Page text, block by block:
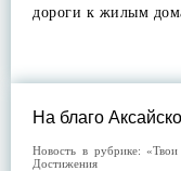
дороги к жилым
На благо
Новость в рубрике:«Твои
Достижения